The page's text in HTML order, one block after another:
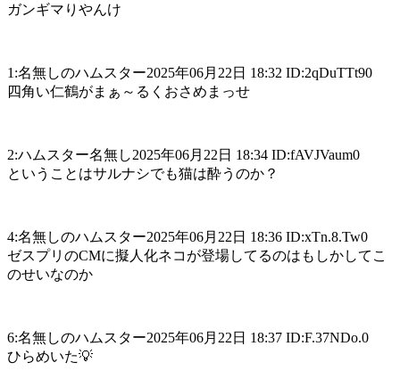
ガンギマりやんけ
1:名無しのハムスター2025年06月22日 18:32 ID:2qDuTTt90
四角い仁鶴がまぁ～るくおさめまっせ
2:ハムスター名無し2025年06月22日 18:34 ID:fAVJVaum0
ということはサルナシでも猫は酔うのか？
4:名無しのハムスター2025年06月22日 18:36 ID:xTn.8.Tw0
ゼスプリのCMに擬人化ネコが登場してるのはもしかしてこ
のせいなのか
6:名無しのハムスター2025年06月22日 18:37 ID:F.37NDo.0
ひらめいた💡